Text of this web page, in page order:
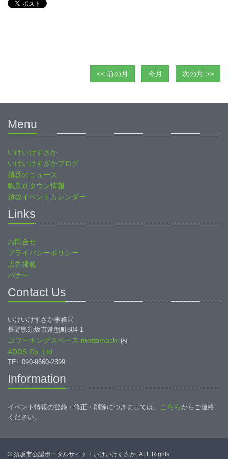
<< 前の月 今月 次の月 >>
Menu
いけいけすざか
いけいけすざかブログ
須坂のニュース
職業別タウン情報
須坂イベントカレンダー
Links
お問合せ
プライバシーポリシー
広告掲載
バナー
Contact Us
いけいけすざか事務局
長野県須坂市常盤町804-1
コワーキングスペース mottomachi 内
ADDS Co.,Ltd.
TEL:090-9660-2399
Information
イベント情報の登録・修正・削除につきましては、 こちらからご連絡
ください。
© 須坂市公認ポータルサイト・いけいけすざか. ALL Rights